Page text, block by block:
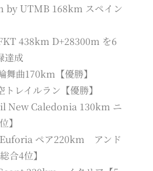
by UTMB 168km スペイン
438km D+28300m を6
達成
曲170km【優勝】
レイルラン【優勝】
New Caledonia 130km ニ
】
ペア220km アンド
合4位】